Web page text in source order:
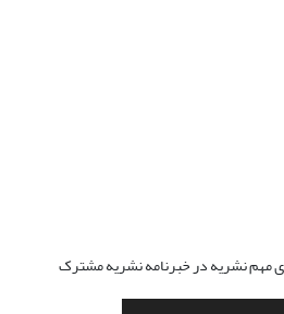
مهم نشریه در خبرنامه نشریه مشترک